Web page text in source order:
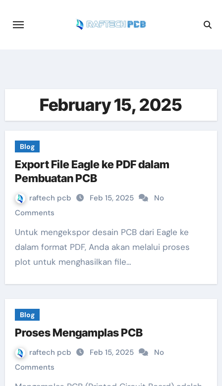
February 15, 2025
Blog
Export File Eagle ke PDF dalam
Pembuatan PCB
raftech pcb Feb 15, 2025
No
Comments
Untuk mengekspor desain PCB dari Eagle ke
dalam format PDF, Anda akan melalui proses
plot untuk menghasilkan file…
Blog
Proses Mengamplas PCB
raftech pcb Feb 15, 2025
No
Comments